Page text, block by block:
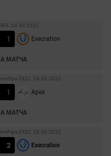
24.02.2022
1 Execration
МАТЧА
2022. 24.02.2022
1 Apex
МАТЧА
2022. 23.02.2022
2 Execration